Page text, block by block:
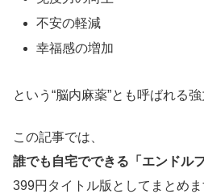
不安の軽減
幸福感の増加
という“脳内麻薬”とも呼ばれる
この記事では、
誰でも自宅でできる「エンドル
399円タイトル版としてまとめま